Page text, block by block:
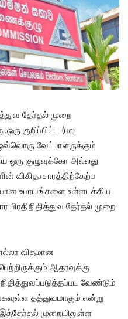
தேர்தல் முறை
குறிப்பிட்ட (பல
வேட்பாளருக்கும்
ஒரு குழுவுக்கோ அல்லது
விகிதாசாரத்திற்கேற்ப
உபாயங்களை உள்ளடக்கிய
பிரதிநிதித்துவ தேர்தல் முறை
விதமான
ஆதரவுக்கு
வேண்டும்
தத்துவமாகும் என்று
முறையிலுள்ள